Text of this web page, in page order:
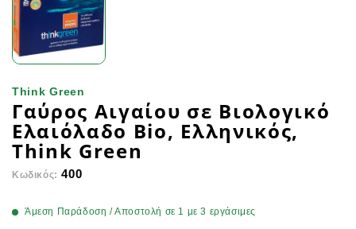
Think Green
Γαύρος Αιγαίου σε Βιολογικό
Ελαιόλαδο Bio, Ελληνικός,
Think Green
Κωδικός: 400
Άμεση Παράδοση / Αποστολή σε 1 με 3 εργάσιμες